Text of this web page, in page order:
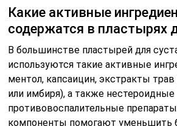
Какие активные
содержатся в пластырях
В большинстве пластырей для
используются такие активные
ментол, капсаицин, экстракты
или имбиря), а также нестероидные
противовоспалительные
компоненты помогают уменьшить